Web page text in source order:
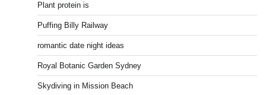
Plant protein is
Puffing Billy Railway
romantic date night ideas
Royal Botanic Garden Sydney
Skydiving in Mission Beach